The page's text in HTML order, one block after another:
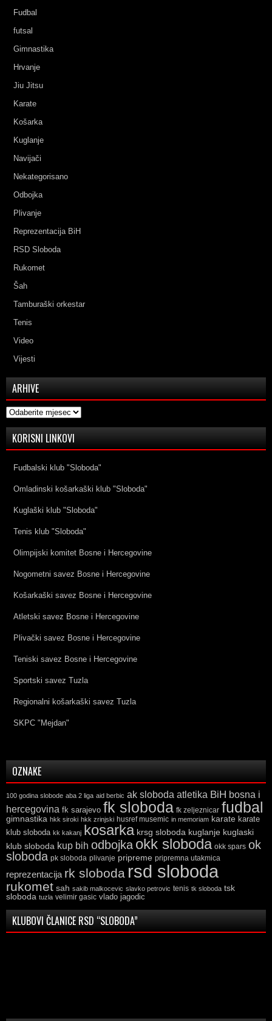
Fudbal
futsal
Gimnastika
Hrvanje
Jiu Jitsu
Karate
Košarka
Kuglanje
Navijači
Nekategorisano
Odbojka
Plivanje
Reprezentacija BiH
RSD Sloboda
Rukomet
Šah
Tamburaški orkestar
Tenis
Video
Vijesti
ARHIVE
Arhive
KORISNI LINKOVI
Fudbalski klub "Sloboda"
Omladinski košarkaški klub "Sloboda"
Kuglaški klub "Sloboda"
Tenis klub "Sloboda"
Olimpijski komitet Bosne i Hercegovine
Nogometni savez Bosne i Hercegovine
Košarkaški savez Bosne i Hercegovine
Atletski savez Bosne i Hercegovine
Plivački savez Bosne i Hercegovine
Teniski savez Bosne i Hercegovine
Sportski savez Tuzla
Regionalni košarkaški savez Tuzla
SKPC "Mejdan"
OZNAKE
100 godina slobode aba 2 liga aid berbic ak sloboda atletika BiH bosna i
hercegovina fk sarajevo fk sloboda fk zeljeznicar fudbal
gimnastika hkk siroki hkk zrinjski husref musemic in memoriam karate karate
klub sloboda kk kakanj kosarka krsg sloboda kuglanje kuglaski
klub sloboda kup bih odbojka okk sloboda okk spars ok
sloboda pk sloboda plivanje pripreme pripremna utakmica
reprezentacija rk sloboda rsd sloboda
rukomet sah sakib malkocevic slavko petrovic tenis tk sloboda tsk
sloboda tuzla velimir gasic vlado jagodic
KLUBOVI ČLANICE RSD “SLOBODA”